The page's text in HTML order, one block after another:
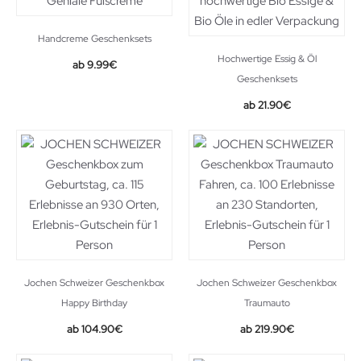
Handcreme Geschenksets
9.99€
Hochwertige Essig & Öl
Geschenksets
21.90€
Jochen Schweizer Geschenkbox
Happy Birthday
104.90€
Jochen Schweizer Geschenkbox
Traumauto
219.90€